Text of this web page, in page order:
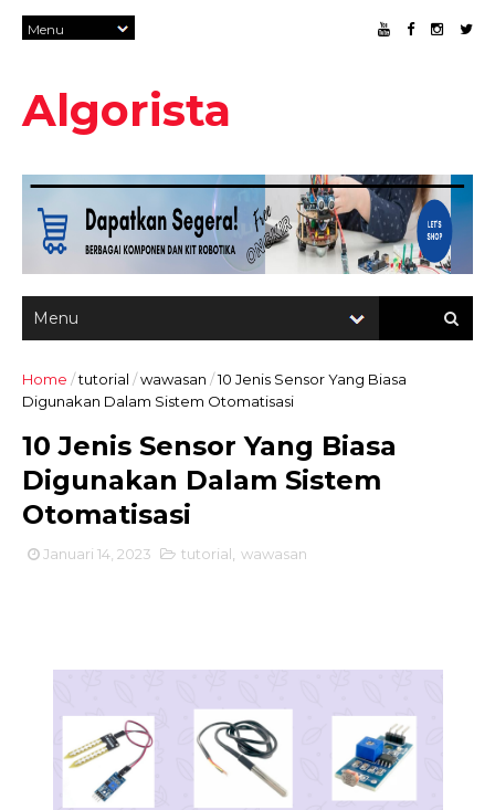
Algorista
Home /tutorial /wawasan /10 Jenis Sensor Yang Biasa
Digunakan Dalam Sistem Otomatisasi
10 Jenis Sensor Yang Biasa
Digunakan Dalam Sistem
Otomatisasi
Januari 14, 2023 tutorial wawasan